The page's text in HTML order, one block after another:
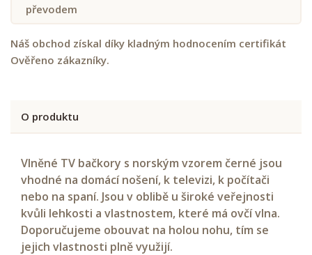
převodem
Náš obchod získal díky kladným hodnocením certifikát
Ověřeno zákazníky.
O produktu
Vlněné TV bačkory s norským vzorem černé jsou
vhodné na domácí nošení, k televizi, k počítači
nebo na spaní. Jsou v oblibě u široké veřejnosti
kvůli lehkosti a vlastnostem, které má ovčí vlna.
Doporučujeme obouvat na holou nohu, tím se
jejich vlastnosti plně využijí.